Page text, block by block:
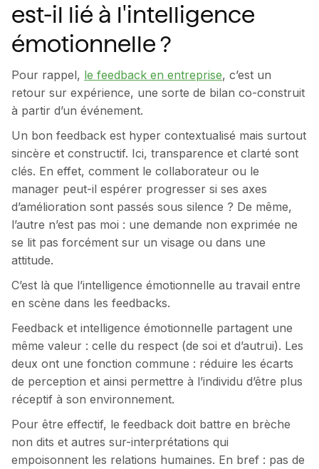
est-il lié à l'intelligence
émotionnelle ?
Pour rappel, le feedback en entreprise, c’est un
retour sur expérience, une sorte de bilan co-construit
à partir d’un événement.
Un bon feedback est hyper contextualisé mais surtout
sincère et constructif. Ici, transparence et clarté sont
clés. En effet, comment le collaborateur ou le
manager peut-il espérer progresser si ses axes
d’amélioration sont passés sous silence ? De même,
l’autre n’est pas moi : une demande non exprimée ne
se lit pas forcément sur un visage ou dans une
attitude.
C’est là que l’intelligence émotionnelle au travail entre
en scène dans les feedbacks.
Feedback et intelligence émotionnelle partagent une
même valeur : celle du respect (de soi et d’autrui). Les
deux ont une fonction commune : réduire les écarts
de perception et ainsi permettre à l’individu d’être plus
réceptif à son environnement.
Pour être effectif, le feedback doit battre en brèche
non dits et autres sur-interprétations qui
empoisonnent les relations humaines. En bref : pas de